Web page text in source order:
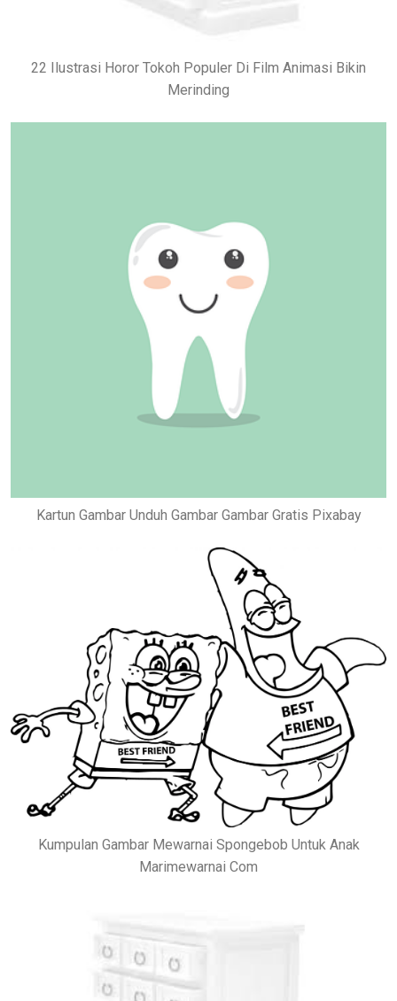
22 Ilustrasi Horor Tokoh Populer Di Film Animasi Bikin
Merinding
Kartun Gambar Unduh Gambar Gambar Gratis Pixabay
Kumpulan Gambar Mewarnai Spongebob Untuk Anak
Marimewarnai Com